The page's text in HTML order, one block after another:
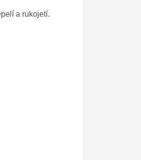
a rukojetí.